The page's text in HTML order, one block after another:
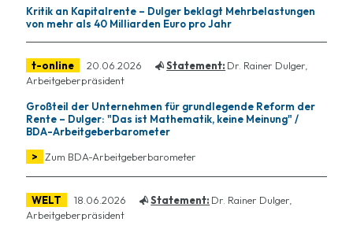
Kritik an Kapitalrente – Dulger beklagt Mehrbelastungen
von mehr als 40 Milliarden Euro pro Jahr
t-online 20.06.2026 Statement: Dr. Rainer Dulger,
Arbeitgeberpräsident
Großteil der Unternehmen für grundlegende Reform der
Rente – Dulger: "Das ist Mathematik, keine Meinung" /
BDA-Arbeitgeberbarometer
>
Zum BDA-Arbeitgeberbarometer
WELT 18.06.2026 Statement: Dr. Rainer Dulger,
Arbeitgeberpräsident